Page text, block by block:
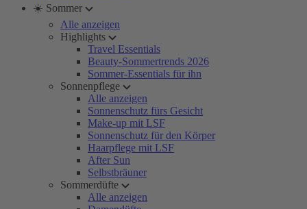
☀️ Sommer
Alle anzeigen
Highlights
Travel Essentials
Beauty-Sommertrends 2026
Sommer-Essentials für ihn
Sonnenpflege
Alle anzeigen
Sonnenschutz fürs Gesicht
Make-up mit LSF
Sonnenschutz für den Körper
Haarpflege mit LSF
After Sun
Selbstbräuner
Sommerdüfte
Alle anzeigen